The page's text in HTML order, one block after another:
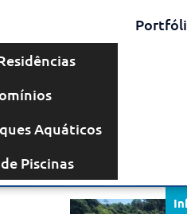
Aquáticos
Piscinas
Solicite um Orçamento